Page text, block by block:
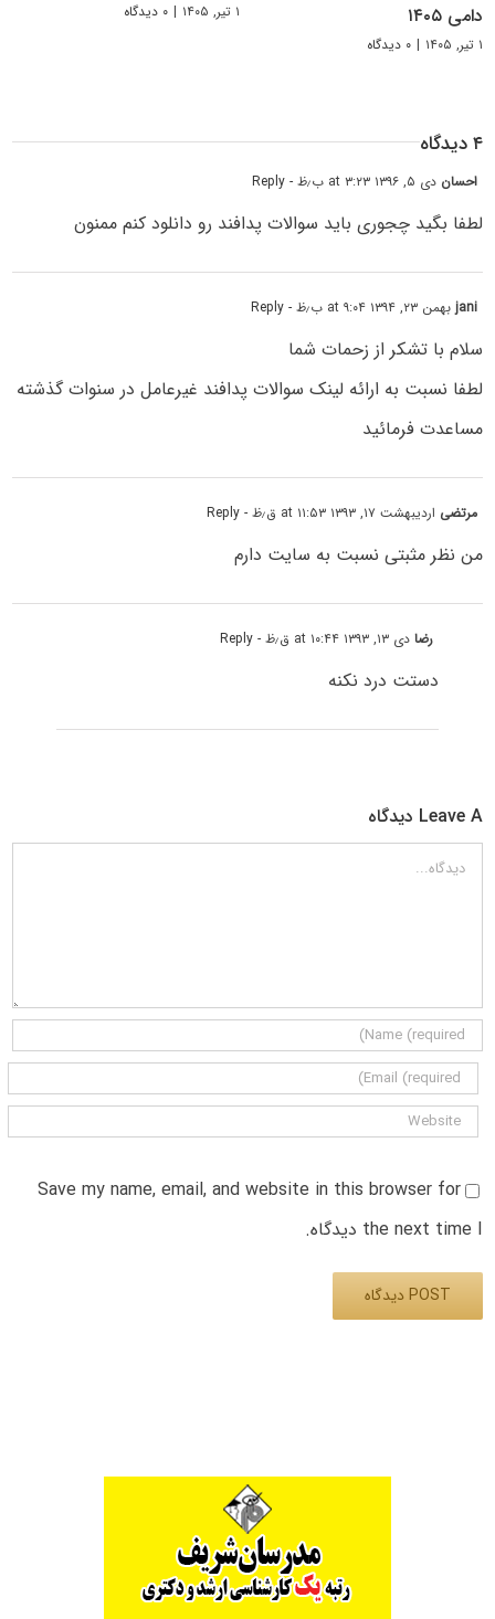
دامی ۱۴۰۵
۱ تیر, ۱۴۰۵ | ۰ دیدگاه
۱ تیر, ۱۴۰۵ | ۰ دیدگاه
۴ دیدگاه
احسان دی ۵, ۱۳۹۶ at ۳:۲۳ ب٫ظ - Reply
لطفا بگید چجوری باید سوالات پدافند رو دانلود کنم ممنون
janiبهمن ۲۳, ۱۳۹۴ at ۹:۰۴ ب٫ظ - Reply
سلام با تشکر از زحمات شما
لطفا نسبت به ارائه لینک سوالات پدافند غیرعامل در سنوات گذشته
مساعدت فرمائید
مرتضی اردیبهشت ۱۷, ۱۳۹۳ at ۱۱:۵۳ ق٫ظ - Reply
من نظر مثبتی نسبت به سایت دارم
رضادی ۱۳, ۱۳۹۳ at ۱۰:۴۴ ق٫ظ - Reply
دستت درد نکنه
Leave A دیدگاه
دیدگاه
Save my name, email, and website in this browser for
the next time I دیدگاه.